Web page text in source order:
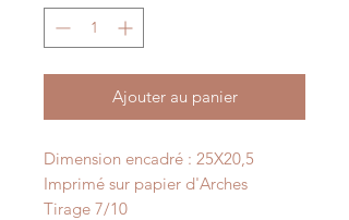
Ajouter au panier
Dimension encadré : 25X20,5
Imprimé sur papier d'Arches
Tirage 7/10